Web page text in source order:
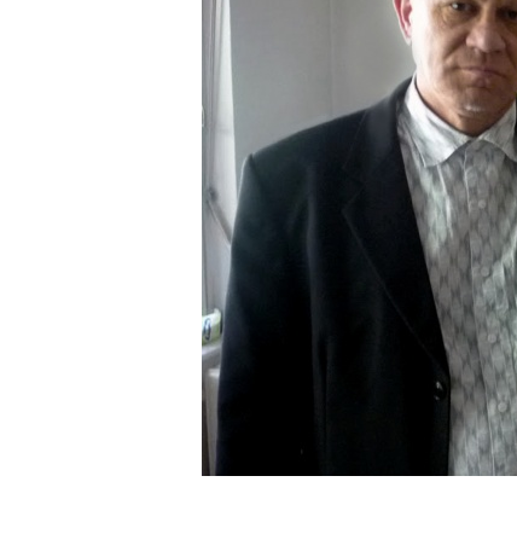
10 éve halt meg lapunk főszerkesztő-helyettese,
45 éve történt… Jazz-rock albumok 1981-ből -
„Drivin’ Hard”
2026. augusztus 03.
Jazz a Márványteremben – Mizar (2008. január
2026. augusztus 03.
Gondolataim - 2026 (XI. évfolyam - 8. rész)
2026. augusztus 02.
A 21. században meghalt magyar jazz
rész: (Dr.) Borissza Géza
2026. augusztus 02.
Exkluzív interjú Bóna Lászlóval
2026. augusztus 01.
2026-os jazzfesztiválok, amelyekről én is